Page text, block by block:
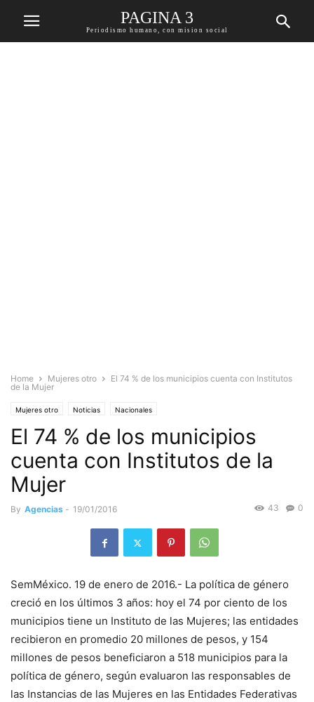
PAGINA 3
Periodismo humano, con mision social
Home Mujeres otro
El 74 % de los municipios cuenta con Institutos
de la Mujer
Mujeres otro Noticias Nacionales
El 74 % de los municipios
cuenta con Institutos de la
Mujer
By Agencias - 19/01/2016 0
43
SemMéxico. 19 de enero de 2016.- La política de género
creció en los últimos 3 años: hoy el 74 por ciento de los
municipios tiene un Instituto de las Mujeres; las entidades
recibieron en promedio 20 millones de pesos, y 154
millones de pesos beneficiaron a 518 municipios para la
política de género, según evaluaron las responsables de
las Instancias de las Mujeres en las Entidades Federativas